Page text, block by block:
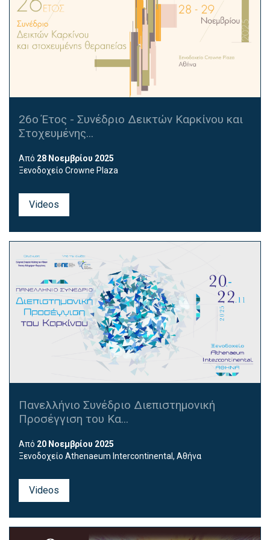
26ο Έτος - Συνέδριο Δεικτών Καρκίνου και
Στοχευμένης...
Από 28 Νοεμβρίου 2025
Ξενοδοχείο Crowne Plaza
Videos
Πανελλήνιο Συνέδριο Διεπιστημονική
Προσέγγιση του Κα...
Από 20 Νοεμβρίου 2025
Ξενοδοχείο Athenaeum Intercontinental, Αθήνα
Videos